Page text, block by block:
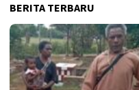
BERITA TERBARU